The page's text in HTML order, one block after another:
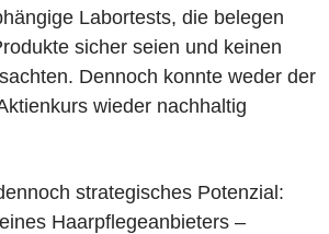
Labortests, die belegen
sicher seien und keinen
Dennoch konnte weder der
wieder nachhaltig
strategisches Potenzial:
Haarpflegeanbieters –